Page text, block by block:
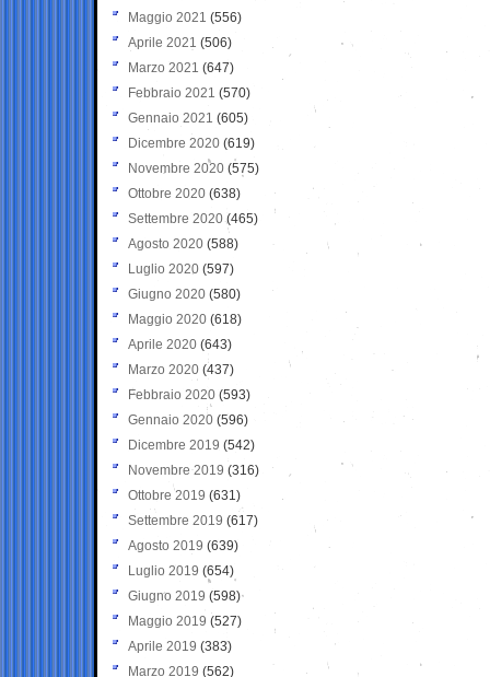
Maggio 2021 (556)
Aprile 2021 (506)
Marzo 2021 (647)
Febbraio 2021 (570)
Gennaio 2021 (605)
Dicembre 2020 (619)
Novembre 2020 (575)
Ottobre 2020 (638)
Settembre 2020(465)
Agosto 2020 (588)
Luglio 2020 (597)
Giugno 2020 (580)
Maggio 2020 (618)
Aprile 2020 (643)
Marzo 2020 (437)
Febbraio 2020 (593)
Gennaio 2020 (596)
Dicembre 2019 (542)
Novembre 2019 (316)
Ottobre 2019 (631)
Settembre 2019 (617)
Agosto 2019 (639)
Luglio 2019 (654)
Giugno 2019 (598)
Maggio 2019 (527)
Aprile 2019 (383)
Marzo 2019 (562)